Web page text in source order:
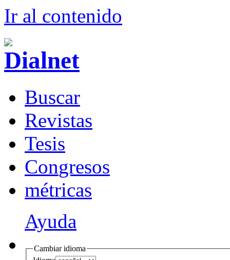
Ir al contenido
Buscar
Revistas
Tesis
Congresos
métricas
Ayuda
Cambiar idioma